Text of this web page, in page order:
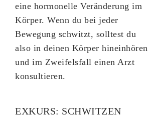
eine hormonelle Veränderung im
Körper. Wenn du bei jeder
Bewegung schwitzt, solltest du
also in deinen Körper hineinhören
und im Zweifelsfall einen Arzt
konsultieren.
EXKURS: SCHWITZEN